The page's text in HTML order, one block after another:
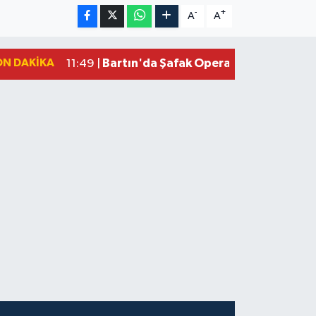
A- A+
DAKIKA 11:49 | Bartın'da Şafak Operasyonu: 5